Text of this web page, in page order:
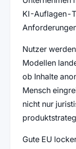
KI-Auflagen-
Nutzer
Modellen
ob Inhalte
Mensch
nicht nur
Gute EU